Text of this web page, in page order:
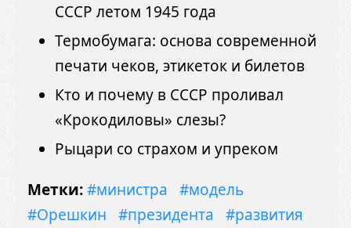
СССР летом 1945 года
Термобумага: основа современной
печати чеков, этикеток и билетов
Кто и почему в СССР проливал
«Крокодиловы» слезы?
Рыцари со страхом и упреком
Метки:#министра
#модель
#Орешкин
#президента
#развития